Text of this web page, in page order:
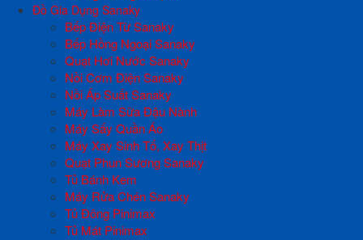
Đồ Gia Dụng Sanaky
Bếp Điện Từ Sanaky
Bếp Hồng Ngoại Sanaky
Quạt Hơi Nước Sanaky
Nồi Cơm Điện Sanaky
Nồi Áp Suất Sanaky
Máy Làm Sữa Đậu Nành
Máy Sấy Quần Áo
Máy Xay Sinh Tố, Xay Thịt
Quạt Phun Sương Sanaky
Tủ Bánh Kem
Máy Rửa Chén Sanaky
Tủ Đông Pinimax
Tủ Mát Pinimax